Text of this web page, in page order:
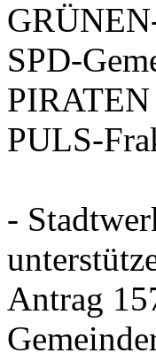
SPD-
PIRATEN
PULS-
-
Antrag